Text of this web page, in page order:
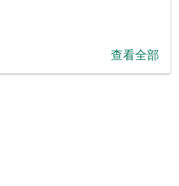
查看全部